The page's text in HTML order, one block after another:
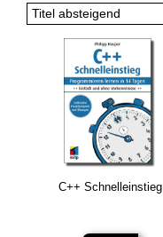
Titel absteigend
C++ Schnelleinstieg